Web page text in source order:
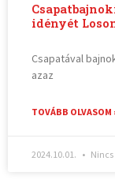
idényét
Csapatával
azaz
TOVÁBB OLVASOM
2024.10.01.